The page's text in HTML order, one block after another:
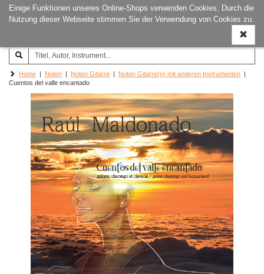
Einige Funktionen unseres Online-Shops verwenden Cookies. Durch die
Nutzung dieser Webseite stimmen Sie der Verwendung von Cookies zu.
ein-/
Joachim‐Trekel‐Musikverlag,
Hamburg
Home | Noten | Noten Gitarre | Noten Gitarre(n) mit anderen Instrumenten |
Cuentos del valle encantado